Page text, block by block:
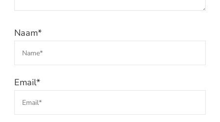
Naam*
Email*